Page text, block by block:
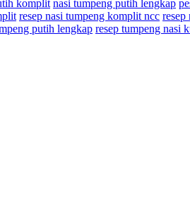
komplit nasi tumpeng putih lengkap
resep nasi tumpeng komplit ncc resep
putih lengkap resep tumpeng nasi